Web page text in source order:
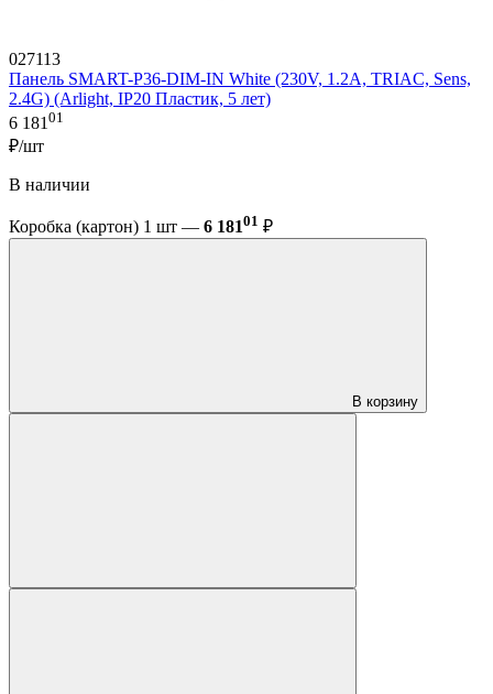
027113
Панель SMART-P36-DIM-IN White (230V, 1.2A, TRIAC, Sens,
2.4G) (Arlight, IP20 Пластик, 5 лет)
6 181 01
₽/шт
В наличии
Коробка (картон) 1 шт — 6 18101 ₽
В корзину